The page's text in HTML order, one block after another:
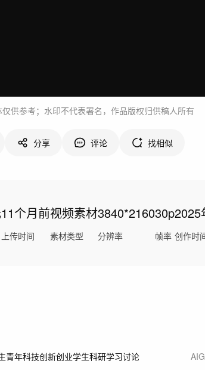
供参考；水印不代表署名，作品版权归供稿人所有
分享 评论 找相似
11个月前
上传时间
视频素材
素材类型
3840*2160
分辨率
30p
帧率
2025
创作时
青年科技创新创业学生科研学习讨论